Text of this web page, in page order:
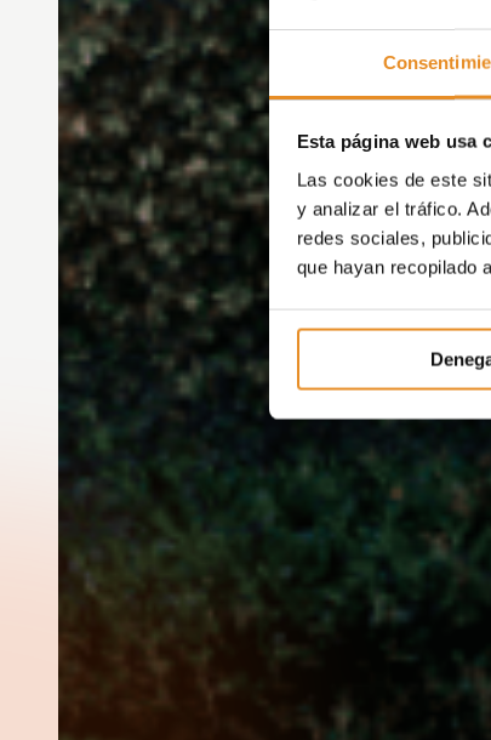
Esta página web usa
Las cookies de este
y analizar el tráfico.
redes sociales,
que hayan recopilado